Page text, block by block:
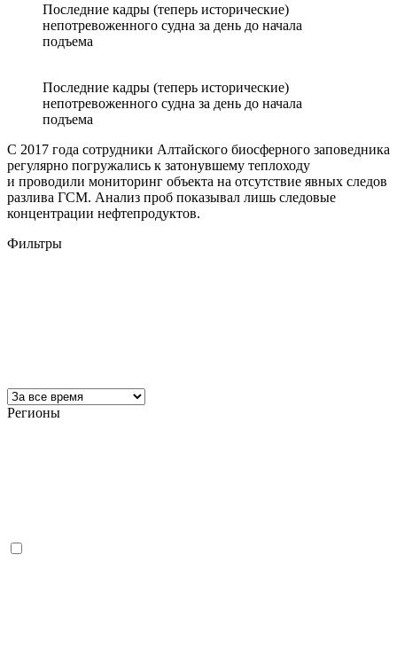
Последние кадры (теперь исторические)
непотревоженного судна за день до начала
подъема
Последние кадры (теперь исторические)
непотревоженного судна за день до начала
подъема
С 2017 года сотрудники Алтайского биосферного заповедника
регулярно погружались к затонувшему теплоходу
и проводили мониторинг объекта на отсутствие явных следов
разлива ГСМ. Анализ проб показывал лишь следовые
концентрации нефтепродуктов.
Фильтры
Регионы